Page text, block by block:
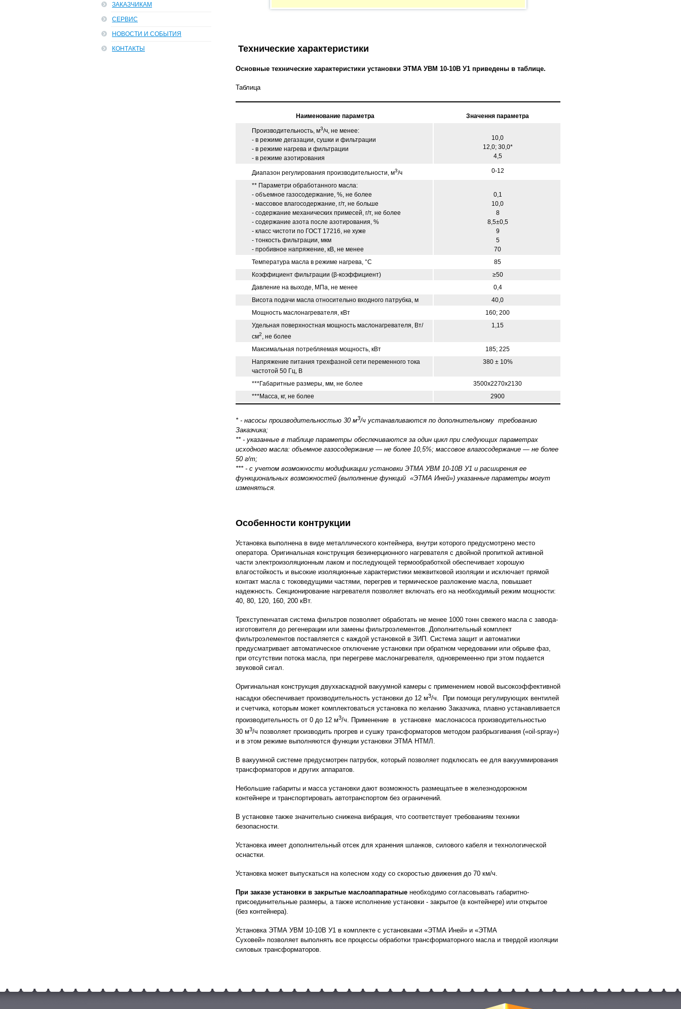
Технические характеристики
Основные технические характеристики установки ЭТМА УВМ 10-10В У1 приведены в таблице.
Таблица
Наименование параметра Значення параметра
Производительность, м3/ч, не менее:
- в режиме дегазации, сушки и фильтрации
- в режиме нагрева и фильтрации
- в режиме азотирования
10,0
12,0; 30,0*
4,5
Диапазон регулирования производительности, м3/ч 0-12
** Параметри обработанного масла:
- объемное газосодержание, %, не более
- массовое влагосодержание, г/т, не больше
- содержание механических примесей, г/т, не более
- содержание азота после азотирования, %
- класс чистоти по ГОСТ 17216, не хуже
- тонкость фильтрации, мкм
- пробивное напряжение, кВ, не менее
0,1
10,0
8
8,5±0,5
9
5
70
Температура масла в режиме нагрева, °С
85
Коэффициент фильтрации (β-коэффициент)
≥50
Давление на выходе, МПа, не менее
0,4
Висота подачи масла относительно входного патрубка, м
40,0
Мощность маслонагревателя, кВт
160; 200
Удельная поверхностная мощность маслонагревателя, Вт/
см2, не более
1,15
Максимальная потребляемая мощность, кВт
185; 225
Напряжение питания трехфазной сети переменного тока
частотой 50 Гц, В
380 ± 10%
***Габаритные размеры, мм, не более
3500х2270х2130
***Масса, кг, не более
2900
* - насосы производительностью 30 м3/ч устанавливаются по дополнительному требованию
Заказчика;
** - указанные в таблице параметры обеспечиваются за один цикл при следующих параметрах
исходного масла: объемное газосодержание — не более 10,5%; массовое влагосодержание — не более
50 г/т;
*** - с учетом возможности модификации установки ЭТМА УВМ 10-10В У1 и расширения ее
функциональных возможностей (выполнение функций «ЭТМА Иней») указанные параметры могут
изменяться.
Особенности контрукции
Установка выполнена в виде металлического контейнера, внутри которого предусмотрено место
оператора. Оригинальная конструкция безинерционного нагревателя с двойной пропиткой активной
части электроизоляционным лаком и последующей термообработкой обеспечивает хорошую
влагостойкость и высокие изоляционные характеристики межвитковой изоляции и исключает прямой
контакт масла с токоведущими частями, перегрев и термическое разложение масла, повышает
надежность. Секционирование нагревателя позволяет включать его на необходимый режим мощности:
40, 80, 120, 160, 200 кВт.
Трехступенчатая система фильтров позволяет обработать не менее 1000 тонн свежего масла с завода-
изготовителя до регенерации или замены фильтроэлементов..Дополнительный комплект
фильтроэлементов поставляется с каждой установкой в ЗИП. Система защит и автоматики
предусматривает автоматическое отключение установки при обратном чередовании или обрыве фаз,
при отсутствии потока масла, при перегреве маслонагревателя, одновремеенно при этом подается
звуковой сигал.
Оригинальная конструкция двухкаскадной вакуумной камеры с применением новой высокоэффективной
насадки обеспечивает производительность установки до 12 м3/ч. При помощи регулирующих вентилей
и счетчика, которым может комплектоваться установка по желанию Заказчика, плавно устанавливается
производительность от 0 до 12 м3/ч. Применение в установке маслонасоса производительностью
30 м3/ч позволяет производить прогрев и сушку трансформаторов методом разбрызгивания («oil-spray»)
и в этом режиме выполняются функции установки ЭТМА НТМЛ.
В вакуумной системе предусмотрен патрубок, который позволяет подклюсать ее для вакууммирования
трансформаторов и других аппаратов.
Небольшие габариты и масса установки дают возможность размещатьее в железнодорожном
контейнере и транспортировать автотранспортом без ограничений.
В установке также значительно снижена вибрация, что соответствует требованиям техники
безопасности.
Установка имеет дополнительный отсек для хранения шланков, силового кабеля и технологической
оснастки.
Установка может выпускаться на колесном ходу со скоростью движения до 70 км/ч.
При заказе установки в закрытые маслоаппаратные необходимо согласовывать габаритно-
присоединительные размеры, а также исполнение установки - закрытое (в контейнере) или открытое
(без контейнера).
Установка ЭТМА УВМ 10-10В У1 в комплекте с установками «ЭТМА Иней» и «ЭТМА
Суховей» позволяет выполнять все процессы обработки трансформаторного масла и твердой изоляции
силовых трансформаторов.
ЗАКАЗЧИКАМ
СЕРВИС
НОВОСТИ И СОБЫТИЯ
КОНТАКТЫ